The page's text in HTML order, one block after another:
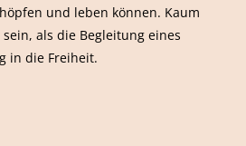
und leben können. Kaum
als die Begleitung eines
in die Freiheit.